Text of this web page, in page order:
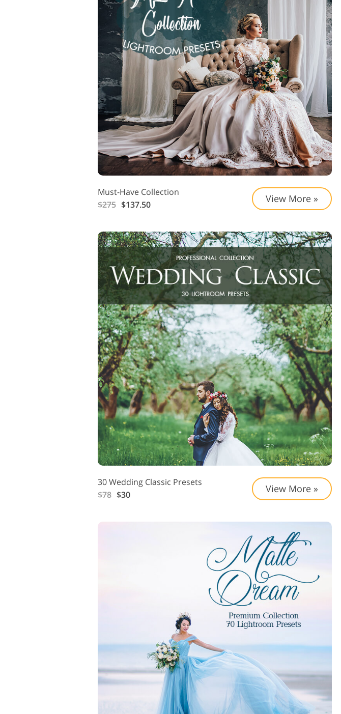
Must-Have Collection
$275 $137.50
View More »
30 Wedding Classic Presets
$78 $30
View More »